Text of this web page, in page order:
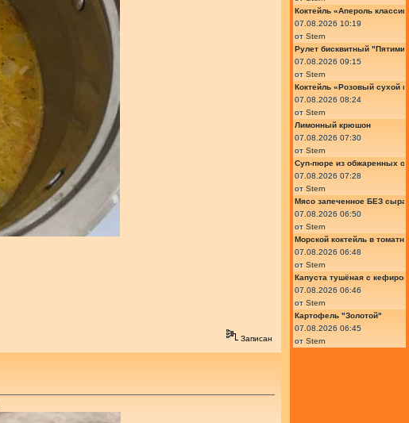
Записан
Коктейль «Апероль
07.08.2026 10:19
от Stern
Рулет бисквитный
07.08.2026 09:15
от Stern
Коктейль «Розовый сухой
07.08.2026 08:24
от Stern
Лимонный крюшон
07.08.2026 07:30
от Stern
Суп-пюре из обжаренных
07.08.2026 07:28
от Stern
Мясо запеченное БЕЗ сыра
07.08.2026 06:50
от Stern
Морской коктейль в
07.08.2026 06:48
от Stern
Капуста тушёная с кефиром
07.08.2026 06:46
от Stern
Картофель "Золотой"
07.08.2026 06:45
от Stern